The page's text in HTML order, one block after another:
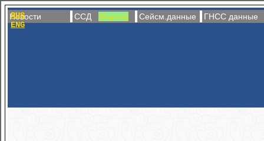
RUS
ENG
Новости ССД (Карта) Сейсм.данные ГНСС данные